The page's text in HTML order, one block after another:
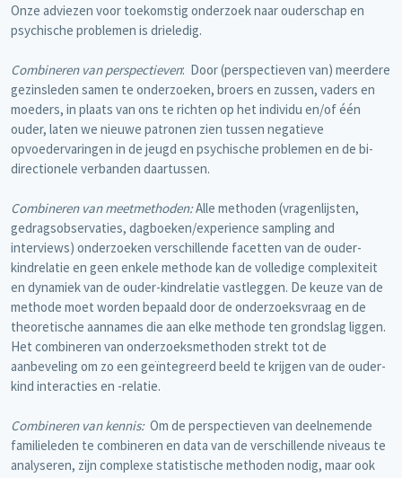
Onze adviezen voor toekomstig onderzoek naar ouderschap en
psychische problemen is drieledig.
Combineren van perspectieven: Door (perspectieven van) meerdere
gezinsleden samen te onderzoeken, broers en zussen, vaders en
moeders, in plaats van ons te richten op het individu en/of één
ouder, laten we nieuwe patronen zien tussen negatieve
opvoedervaringen in de jeugd en psychische problemen en de bi-
directionele verbanden daartussen.
Combineren van meetmethoden:Alle methoden (vragenlijsten,
gedragsobservaties, dagboeken/experience sampling and
interviews) onderzoeken verschillende facetten van de ouder-
kindrelatie en geen enkele methode kan de volledige complexiteit
en dynamiek van de ouder-kindrelatie vastleggen. De keuze van de
methode moet worden bepaald door de onderzoeksvraag en de
theoretische aannames die aan elke methode ten grondslag liggen.
Het combineren van onderzoeksmethoden strekt tot de
aanbeveling om zo een geïntegreerd beeld te krijgen van de ouder-
kind interacties en -relatie.
Combineren van kennis: Om de perspectieven van deelnemende
familieleden te combineren en data van de verschillende niveaus te
analyseren, zijn complexe statistische methoden nodig, maar ook